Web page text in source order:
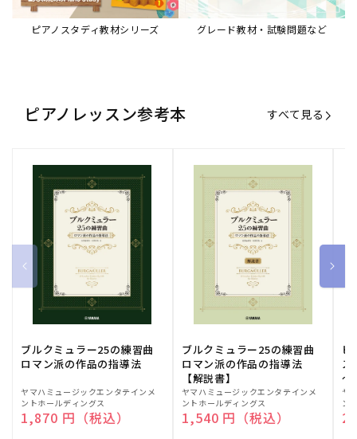
ピアノスタディ教材シリーズ グレード教材・試験問題など
ピアノレッスン参考本 すべて見る
ブルクミュラー25の練習曲
ロマン派の作品の指導法
販
売
元:
ヤマハミュージックエンタテインメ
ントホールディングス
通常価格
1,870 円（税込）
ブルクミュラー25の練習曲
ロマン派の作品の指導法
【解説書】
販
売
元:
ヤマハミュージックエンタテインメ
ントホールディングス
通常価格
1,540 円（税込）
ピ
ス
～
販
売
元:
ヤ
ン